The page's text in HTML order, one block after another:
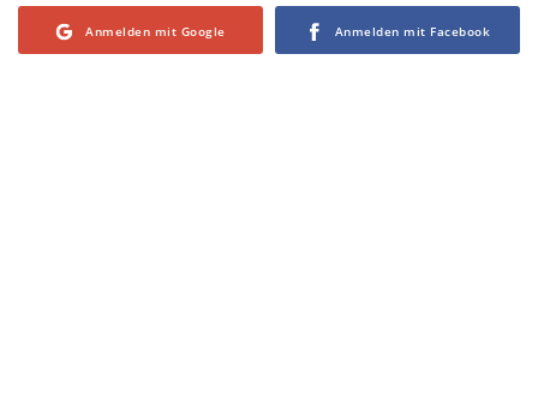
Login with Google Login with Facebook